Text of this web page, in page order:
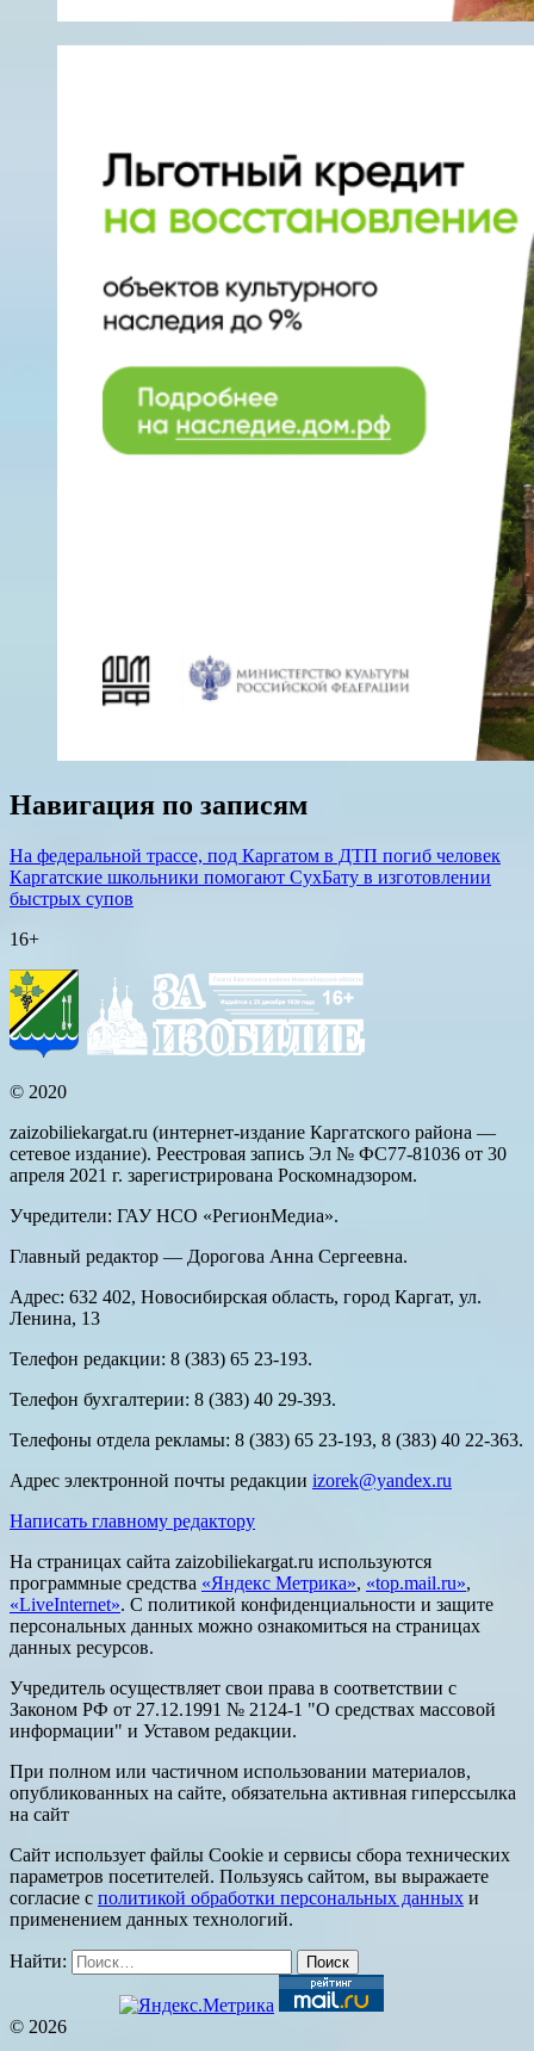
Навигация по записям
На федеральной трассе, под Каргатом в ДТП погиб человек
Каргатские школьники помогают СухБату в изготовлении
быстрых супов
16+
© 2020
zaizobiliekargat.ru (интернет-издание Каргатского района —
сетевое издание). Реестровая запись Эл № ФС77-81036 от 30
апреля 2021 г. зарегистрирована Роскомнадзором.
Учредители: ГАУ НСО «РегионМедиа».
Главный редактор — Дорогова Анна Сергеевна.
Адрес: 632 402, Новосибирская область, город Каргат, ул.
Ленина, 13
Телефон редакции: 8 (383) 65 23-193.
Телефон бухгалтерии: 8 (383) 40 29-393.
Телефоны отдела рекламы: 8 (383) 65 23-193, 8 (383) 40 22-363.
Адрес электронной почты редакции izorek@yandex.ru
Написать главному редактору
На страницах сайта zaizobiliekargat.ru используются
программные средства «Яндекс Метрика», «top.mail.ru»,
«LiveInternet». С политикой конфиденциальности и защите
персональных данных можно ознакомиться на страницах
данных ресурсов.
Учредитель осуществляет свои права в соответствии с
Законом РФ от 27.12.1991 № 2124-1 "О средствах массовой
информации" и Уставом редакции.
При полном или частичном использовании материалов,
опубликованных на сайте, обязательна активная гиперссылка
на сайт
Сайт использует файлы Cookie и сервисы сбора технических
параметров посетителей. Пользуясь сайтом, вы выражаете
согласие с политикой обработки персональных данных и
применением данных технологий.
Найти:
© 2026